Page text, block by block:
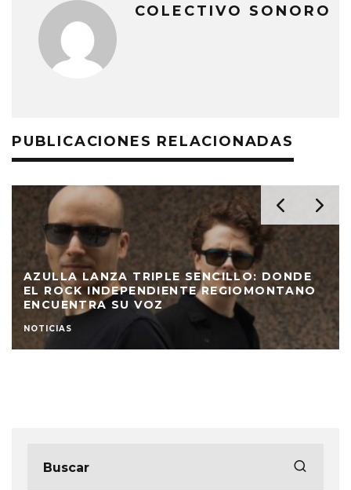
COLECTIVO SONORO
PUBLICACIONES RELACIONADAS
AZULLA LANZA TRIPLE SENCILLO: DONDE
EL ROCK INDEPENDIENTE REGIOMONTANO
ENCUENTRA SU VOZ
NOTICIAS